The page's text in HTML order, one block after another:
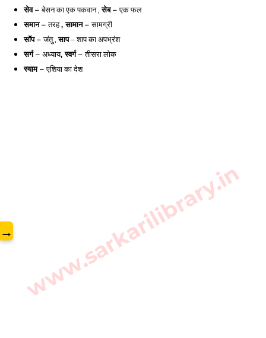
सेव – बेसन का एक पकवान ,सेब – एक फल
समान – तरह, सामान – सामग्री
सॉप – जंतु ,साप– शाप का अपभ्रंश
सर्ग – अध्याय, स्वर्ग – तीसरा लोक
स्याम – एशिया का देश
www.sarkarilibrary.in
→